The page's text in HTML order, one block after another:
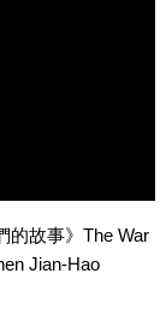
的故事》The War
Jian-Hao